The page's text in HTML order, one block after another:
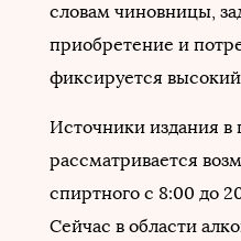
словам чиновницы,
приобретение и
фиксируется
Источники издания в
рассматривается
спиртного с 8:00 до
Сейчас в области